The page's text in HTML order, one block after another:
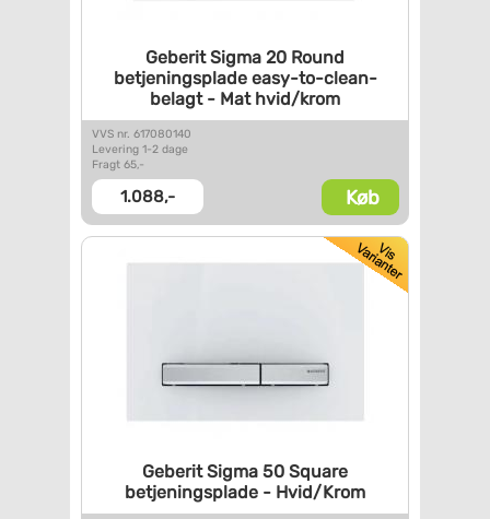
Geberit Sigma 20 Round
betjeningspladeeasy-to-clean-
belagt - Mathvid/krom
VVS nr. 617080140
Levering 1-2 dage
Fragt 65,-
1.088,- Køb
Geberit Sigma 50 Square
betjeningsplade - Hvid/Krom